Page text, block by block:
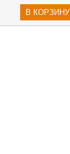
В КОРЗИНУ